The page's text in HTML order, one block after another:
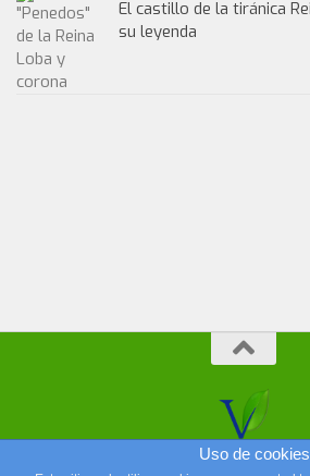
El castillo de la tiránica
su leyenda
Uso de cookies